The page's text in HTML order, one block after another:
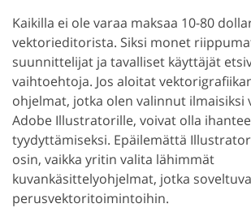
Kaikilla ei ole varaa maksaa 10-80
vektorieditorista. Siksi monet
suunnittelijat ja tavalliset käyttäjät
vaihtoehtoja. Jos aloitat
ohjelmat, jotka olen valinnut ilmaisiksi
Adobe Illustratorille, voivat olla
tyydyttämiseksi. Epäilemättä
osin, vaikka yritin valita lähimmät
kuvankäsittelyohjelmat, jotka
perusvektoritoimintoihin.